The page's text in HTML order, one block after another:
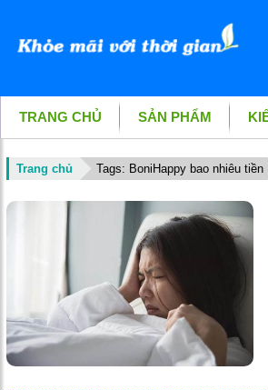
TRANG CHỦ SẢN PHẨM
Trang chủ Tags: BoniHappy bao nhiêu tiền